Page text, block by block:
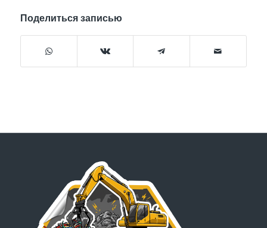
Поделиться записью